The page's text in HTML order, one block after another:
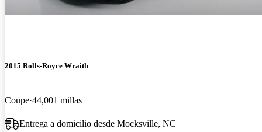
2015 Rolls-Royce Wraith
Coupe 44,001 millas
Entrega a domicilio desde Mocksville, NC